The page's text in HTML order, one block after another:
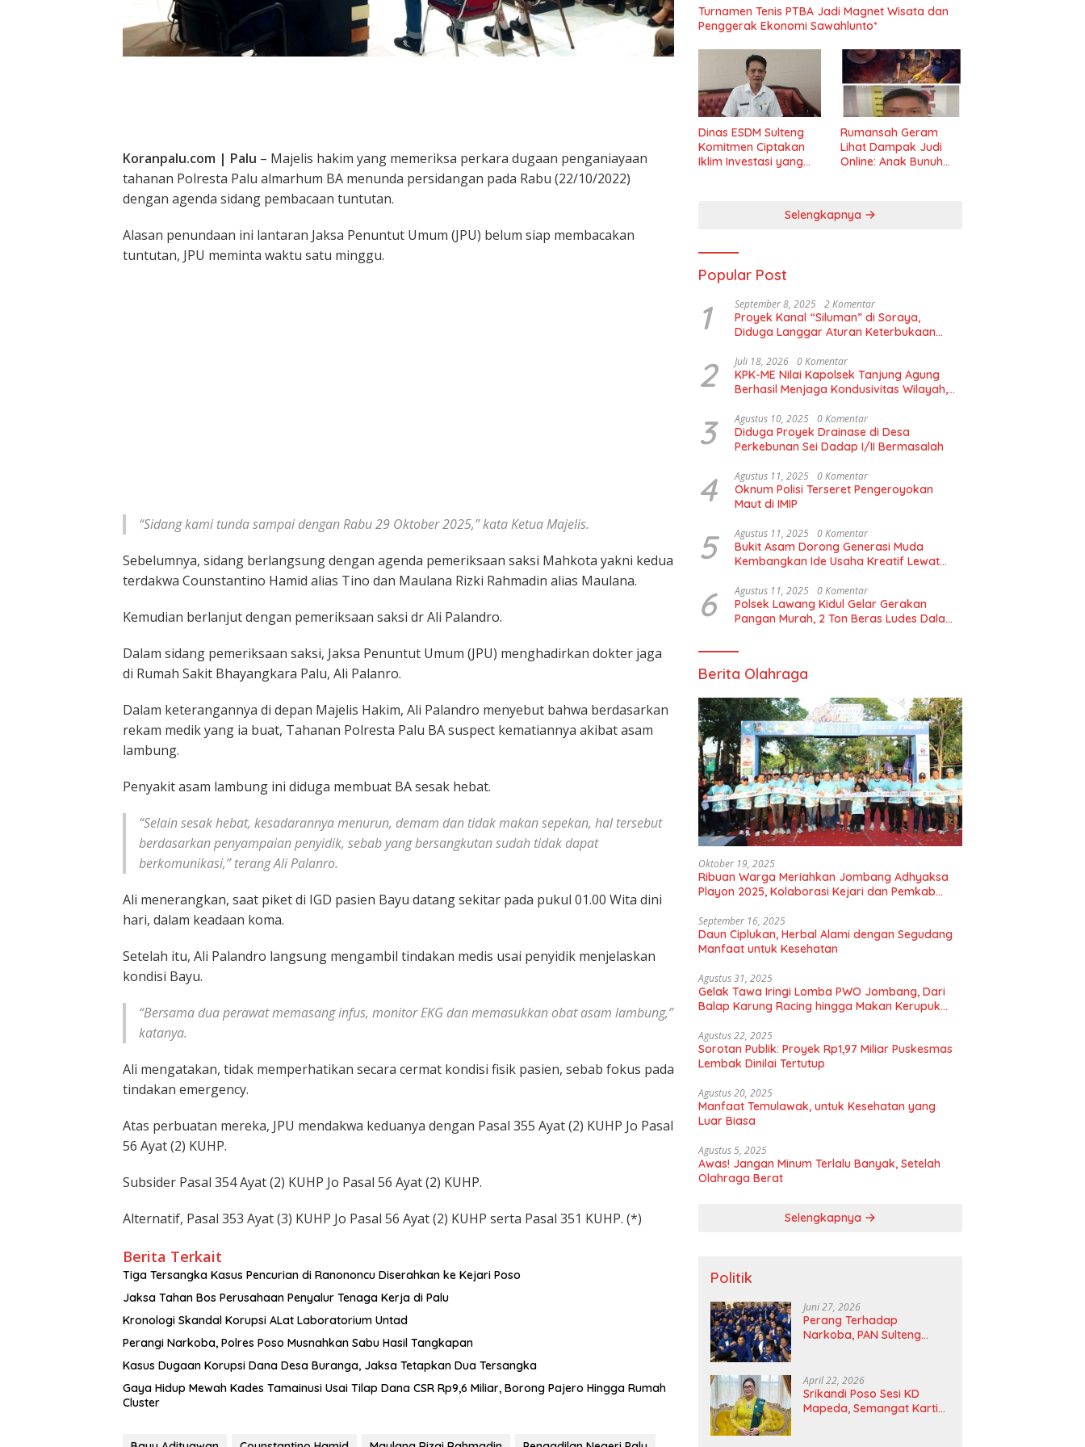
Koranpalu.com | Palu – Majelis hakim yang memeriksa perkara dugaan penganiayaan
tahanan Polresta Palu almarhum BA menunda persidangan pada Rabu (22/10/2022)
dengan agenda sidang pembacaan tuntutan.
Alasan penundaan ini lantaran Jaksa Penuntut Umum (JPU) belum siap membacakan
tuntutan, JPU meminta waktu satu minggu.
“Sidang kami tunda sampai dengan Rabu 29 Oktober 2025,” kata Ketua Majelis.
Sebelumnya, sidang berlangsung dengan agenda pemeriksaan saksi Mahkota yakni kedua
terdakwa Counstantino Hamid alias Tino dan Maulana Rizki Rahmadin alias Maulana.
Kemudian berlanjut dengan pemeriksaan saksi dr Ali Palandro.
Dalam sidang pemeriksaan saksi, Jaksa Penuntut Umum (JPU) menghadirkan dokter jaga
di Rumah Sakit Bhayangkara Palu, Ali Palanro.
Dalam keterangannya di depan Majelis Hakim, Ali Palandro menyebut bahwa berdasarkan
rekam medik yang ia buat, Tahanan Polresta Palu BA suspect kematiannya akibat asam
lambung.
Penyakit asam lambung ini diduga membuat BA sesak hebat.
“Selain sesak hebat, kesadarannya menurun, demam dan tidak makan sepekan, hal tersebut
berdasarkan penyampaian penyidik, sebab yang bersangkutan sudah tidak dapat
berkomunikasi,” terang Ali Palanro.
Ali menerangkan, saat piket di IGD pasien Bayu datang sekitar pada pukul 01.00 Wita dini
hari, dalam keadaan koma.
Setelah itu, Ali Palandro langsung mengambil tindakan medis usai penyidik menjelaskan
kondisi Bayu.
“Bersama dua perawat memasang infus, monitor EKG dan memasukkan obat asam lambung,”
katanya.
Ali mengatakan, tidak memperhatikan secara cermat kondisi fisik pasien, sebab fokus pada
tindakan emergency.
Atas perbuatan mereka, JPU mendakwa keduanya dengan Pasal 355 Ayat (2) KUHP Jo Pasal
56 Ayat (2) KUHP.
Subsider Pasal 354 Ayat (2) KUHP Jo Pasal 56 Ayat (2) KUHP.
Alternatif, Pasal 353 Ayat (3) KUHP Jo Pasal 56 Ayat (2) KUHP serta Pasal 351 KUHP. (*)
Berita Terkait
Tiga Tersangka Kasus Pencurian di Ranononcu Diserahkan ke Kejari Poso
Jaksa Tahan Bos Perusahaan Penyalur Tenaga Kerja di Palu
Kronologi Skandal Korupsi ALat Laboratorium Untad
Perangi Narkoba, Polres Poso Musnahkan Sabu Hasil Tangkapan
Kasus Dugaan Korupsi Dana Desa Buranga, Jaksa Tetapkan Dua Tersangka
Gaya Hidup Mewah Kades Tamainusi Usai Tilap Dana CSR Rp9,6 Miliar, Borong Pajero Hingga Rumah
Cluster
Turnamen Tenis PTBA Jadi Magnet Wisata dan
Penggerak Ekonomi Sawahlunto*
Dinas ESDM Sulteng
Komitmen Ciptakan
Iklim Investasi yang
Rumansah Geram
Lihat Dampak Judi
Online: Anak Bunuh
Selengkapnya
Popular Post
1 September 8, 2025 2 Komentar
Proyek Kanal “Siluman” di Soraya,
Diduga Langgar Aturan Keterbukaan
2 Juli 18, 2026 0 Komentar
KPK-ME Nilai Kapolsek Tanjung Agung
Berhasil Menjaga Kondusivitas Wilayah,
Langsung
3 Agustus 10, 2025 0 Komentar
Diduga Proyek Drainase di Desa
Perkebunan Sei Dadap I/II Bermasalah
4 Agustus 11, 2025 0 Komentar
Oknum Polisi Terseret Pengeroyokan
Maut di IMIP
5 Agustus 11, 2025 0 Komentar
Bukit Asam Dorong Generasi Muda
Kembangkan Ide Usaha Kreatif Lewat
6 Agustus 11, 2025 0 Komentar
Polsek Lawang Kidul Gelar Gerakan
Pangan Murah, 2 Ton Beras Ludes Dalam
Berita Olahraga
Oktober 19, 2025
Ribuan Warga Meriahkan Jombang Adhyaksa
Playon 2025, Kolaborasi Kejari dan Pemkab
September 16, 2025
Daun Ciplukan, Herbal Alami dengan Segudang
Manfaat untuk Kesehatan
Agustus 31, 2025
Gelak Tawa Iringi Lomba PWO Jombang, Dari
Balap Karung Racing hingga Makan Kerupuk
Agustus 22, 2025
Sorotan Publik: Proyek Rp1,97 Miliar Puskesmas
Lembak Dinilai Tertutup
Agustus 20, 2025
Manfaat Temulawak, untuk Kesehatan yang
Luar Biasa
Agustus 5, 2025
Awas! Jangan Minum Terlalu Banyak, Setelah
Olahraga Berat
Selengkapnya
Politik
Juni 27, 2026
Perang Terhadap
Narkoba, PAN Sulteng
DPD
April 22, 2026
Srikandi Poso Sesi KD
Mapeda, Semangat Kartini